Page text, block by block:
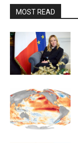
MOST READ